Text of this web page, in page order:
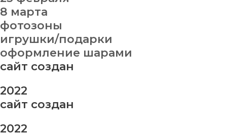
8 марта
фотозоны
игрушки/подарки
оформление шарами
сайт создан
2022
сайт создан
2022